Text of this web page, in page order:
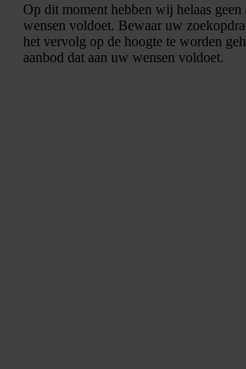
Op dit moment hebben wij helaas geen
wensen voldoet. Bewaar uw
het vervolg op de hoogte te worden
aanbod dat aan uw wensen voldoet.